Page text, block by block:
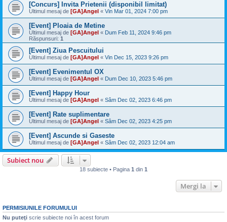
[Concurs] Invita Prietenii (disponibil limitat)
Ultimul mesaj de [GA]Angel « Vin Mar 01, 2024 7:00 pm
[Event] Ploaia de Metine
Ultimul mesaj de [GA]Angel « Dum Feb 11, 2024 9:46 pm
Răspunsuri: 1
[Event] Ziua Pescuitului
Ultimul mesaj de [GA]Angel « Vin Dec 15, 2023 9:26 pm
[Event] Evenimentul OX
Ultimul mesaj de [GA]Angel « Dum Dec 10, 2023 5:46 pm
[Event] Happy Hour
Ultimul mesaj de [GA]Angel « Sâm Dec 02, 2023 6:46 pm
[Event] Rate suplimentare
Ultimul mesaj de [GA]Angel « Sâm Dec 02, 2023 4:25 pm
[Event] Ascunde si Gaseste
Ultimul mesaj de [GA]Angel « Sâm Dec 02, 2023 12:04 am
Subiect nou
18 subiecte • Pagina 1 din 1
Mergi la
PERMISIUNILE FORUMULUI
Nu puteţi scrie subiecte noi în acest forum